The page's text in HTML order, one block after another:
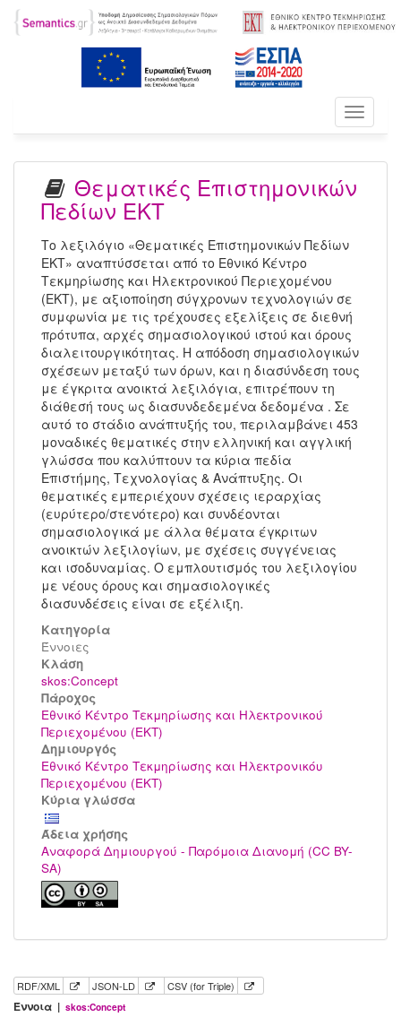
Toggle
Θεματικές Επιστημονικών
Πεδίων ΕΚΤ
Το λεξιλόγιο «Θεματικές Επιστημονικών Πεδίων
ΕΚΤ» αναπτύσσεται από το Εθνικό Κέντρο
Τεκμηρίωσης και Ηλεκτρονικού Περιεχομένου
(ΕΚΤ), με αξιοποίηση σύγχρονων τεχνολογιών σε
συμφωνία με τις τρέχουσες εξελίξεις σε διεθνή
πρότυπα, αρχές σημασιολογικού ιστού και όρους
διαλειτουργικότητας. Η απόδοση σημασιολογικών
σχέσεων μεταξύ των όρων, και η διασύνδεση τους
με έγκριτα ανοικτά λεξιλόγια, επιτρέπουν τη
διάθεσή τους ως διασυνδεδεμένα δεδομένα . Σε
αυτό το στάδιο ανάπτυξής του, περιλαμβάνει 453
μοναδικές θεματικές στην ελληνική και αγγλική
γλώσσα που καλύπτουν τα κύρια πεδία
Επιστήμης, Τεχνολογίας & Ανάπτυξης. Οι
θεματικές εμπεριέχουν σχέσεις ιεραρχίας
(ευρύτερο/στενότερο) και συνδέονται
σημασιολογικά με άλλα θέματα έγκριτων
ανοικτών λεξιλογίων, με σχέσεις συγγένειας
και ισοδυναμίας. Ο εμπλουτισμός του λεξιλογίου
με νέους όρους και σημασιολογικές
διασυνδέσεις είναι σε εξέλιξη.
Κατηγορία
Έννοιες
Kλάση
skos:Concept
Πάροχος
Εθνικό Κέντρο Τεκμηρίωσης και Ηλεκτρονικού
Περιεχομένου (ΕΚΤ)
Δημιουργός
Εθνικό Κέντρο Τεκμηρίωσης και Ηλεκτρονικόυ
Περιεχομένου (ΕΚΤ)
Κύρια γλώσσα
Άδεια χρήσης
Αναφορά Δημιουργού - Παρόμοια Διανομή (CC BY-
SA)
RDF/XML JSON-LD CSV (for Triple)
Έννοια | skos:Concept